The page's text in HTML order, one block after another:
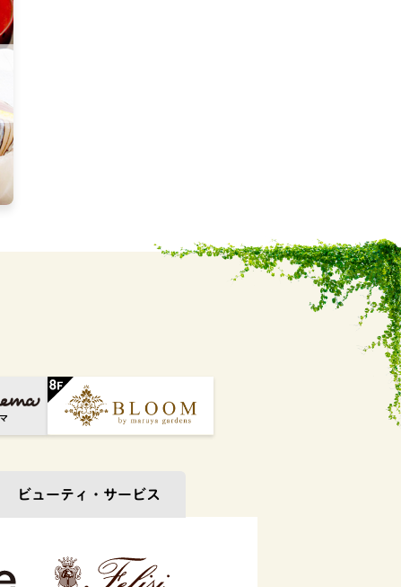
ビューティ・ サービス